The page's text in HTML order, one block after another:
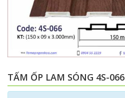
TẤM ỐP LAM SÓNG 4S-066